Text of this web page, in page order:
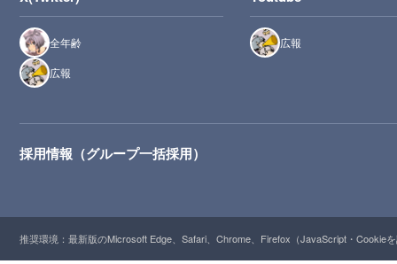
全年齢
広報
広報
採用情報（グループ一括採用）
推奨環境：最新版のMicrosoft Edge、Safari、Chrome、Firefox（JavaScript・Cookie